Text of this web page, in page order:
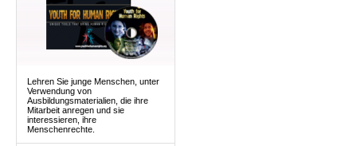
Lehren Sie junge Menschen, unter
Verwendung von
Ausbildungsmaterialien, die ihre
Mitarbeit anregen und sie
interessieren, ihre
Menschenrechte.